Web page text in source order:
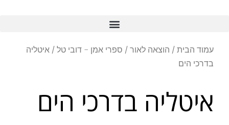
עמוד הבית / הוצאה לאור / ספרי אמן - דובי טל / איטליה
בדרכי הים
איטליה בדרכי הים